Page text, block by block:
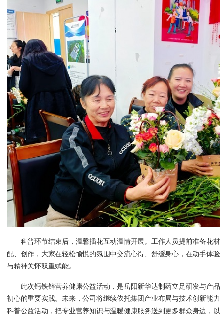
科普环节结束后，温馨插花互动温情开展。工作人员提前准备花
配、创作，大家在轻松愉悦的氛围中交流心得、舒缓身心，在动手体
与精神关怀双重赋能。
此次钙铁锌营养健康公益活动，是岳阳新华达制药立足研发与产
初心的重要实践。未来，公司将继续依托集团产业布局与技术创新能
科普公益活动，把专业营养知识与温暖健康服务送到更多群众身边，